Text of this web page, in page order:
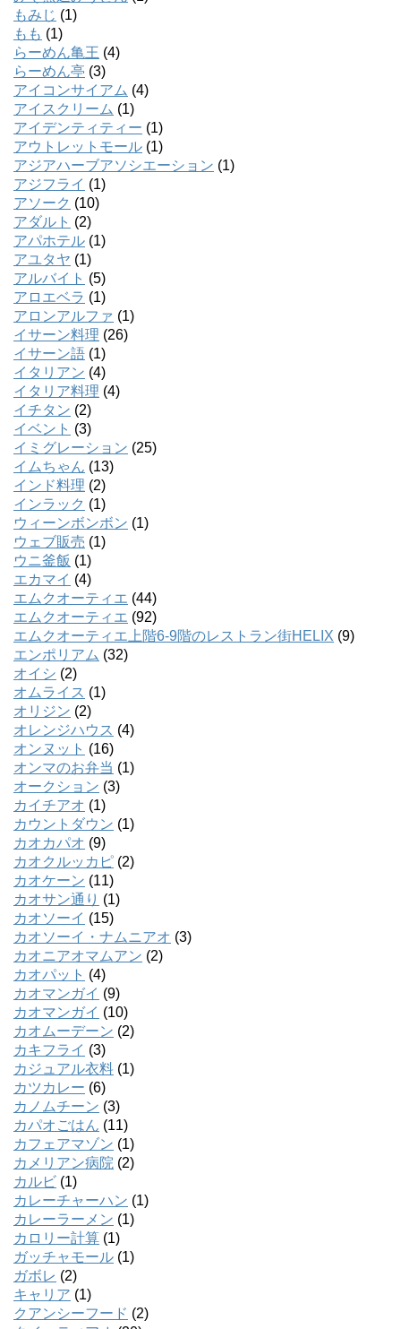
もみじ (1)
もも (1)
らーめん亀王 (4)
らーめん亭 (3)
アイコンサイアム (4)
アイスクリーム (1)
アイデンティティー (1)
アウトレットモール (1)
アジアハーブアソシエーション (1)
アジフライ (1)
アソーク (10)
アダルト (2)
アパホテル (1)
アユタヤ (1)
アルバイト (5)
アロエベラ (1)
アロンアルファ (1)
イサーン料理 (26)
イサーン語 (1)
イタリアン (4)
イタリア料理 (4)
イチタン (2)
イベント (3)
イミグレーション (25)
イムちゃん (13)
インド料理 (2)
インラック (1)
ウィーンボンボン (1)
ウェブ販売 (1)
ウニ釜飯 (1)
エカマイ (4)
エムクオーティエ (44)
エムクオーティエ (92)
エムクオーティエ上階6-9階のレストラン街HELIX (9)
エンポリアム (32)
オイシ (2)
オムライス (1)
オリジン (2)
オレンジハウス (4)
オンヌット (16)
オンマのお弁当 (1)
オークション (3)
カイチアオ (1)
カウントダウン (1)
カオカパオ (9)
カオクルッカピ (2)
カオケーン (11)
カオサン通り (1)
カオソーイ (15)
カオソーイ・ナムニアオ (3)
カオニアオマムアン (2)
カオパット (4)
カオマンガイ (9)
カオマンガイ (10)
カオムーデーン (2)
カキフライ (3)
カジュアル衣料 (1)
カツカレー (6)
カノムチーン (3)
カパオごはん (11)
カフェアマゾン (1)
カメリアン病院 (2)
カルビ (1)
カレーチャーハン (1)
カレーラーメン (1)
カロリー計算 (1)
ガッチャモール (1)
ガボレ (2)
キャリア (1)
クアンシーフード (2)